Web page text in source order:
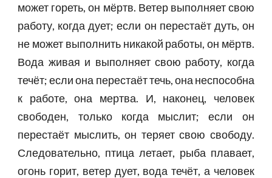
может гореть, он мёртв. Ветер выполняет свою
работу, когда дует; если он перестаёт дуть, он
не может выполнить никакой работы, он мёртв.
Вода живая и выполняет свою работу, когда
течёт; если она перестаёт течь, она неспособна
к работе, она мертва. И, наконец, человек
свободен, только когда мыслит; если он
перестаёт мыслить, он теряет свою свободу.
Следовательно, птица летает, рыба плавает,
огонь горит, ветер дует, вода течёт, а человек